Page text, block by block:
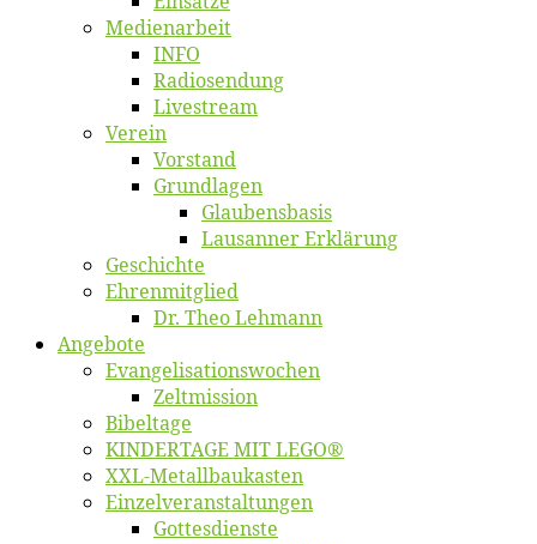
Me­di­en­ar­beit
INFO
Ra­dio­sen­dung
Live­stream
Ver­ein
Vor­stand
Grund­la­gen
Glaubens­ba­sis
Lausan­ner Erklärung
Ge­schich­te
Eh­ren­mit­glied
Dr. Theo Lehmann
An­ge­bo­te
Evangelisa­tions­wo­chen
Zelt­mis­si­on
Bi­bel­ta­ge
KINDERTAGE MIT LEGO®
XXL-Me­­tal­l­­bau­­kas­­ten
Einzelver­an­stal­tungen
Got­tes­diens­te